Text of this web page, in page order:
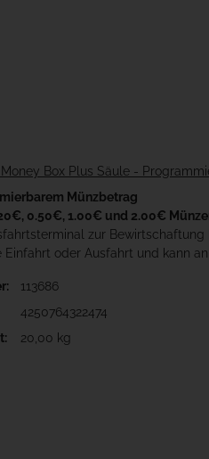
Money Box Plus Säule -
Münzbetrag
0.50€, 1.00€ und 2.00€
zur Bewirtschaftung
oder Ausfahrt und kann
113686
4250764322474
20,00 kg